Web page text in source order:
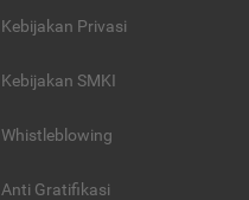
Kebijakan Privasi
Kebijakan SMKI
Whistleblowing
Anti Gratifikasi